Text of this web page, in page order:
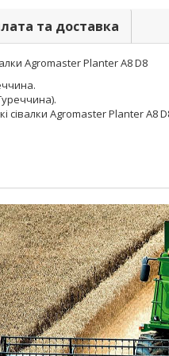
та доставка
Agromaster Planter A8 D8
сівалки Agromaster Planter A8